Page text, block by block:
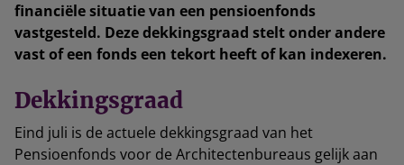
financiële situatie van een pensioenfonds
vastgesteld. Deze dekkingsgraad stelt onder andere
vast of een fonds een tekort heeft of kan indexeren.
Dekkingsgraad
Eind juli is de actuele dekkingsgraad van het
Pensioenfonds voor de Architectenbureaus gelijk aan